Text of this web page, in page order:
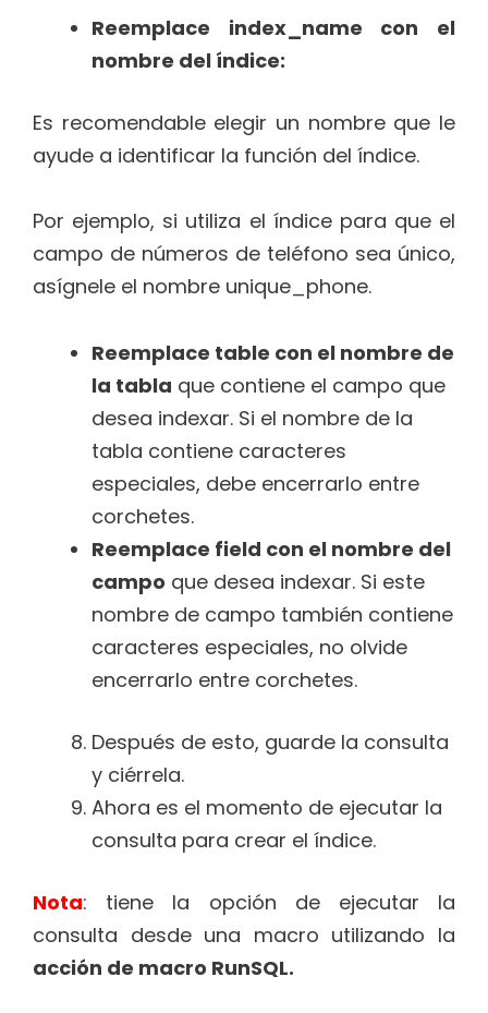
Reemplace index_name con el
nombre del índice:
Es recomendable elegir un nombre que le
ayude a identificar la función del índice.
Por ejemplo, si utiliza el índice para que el
campo de números de teléfono sea único,
asígnele el nombre unique_phone.
Reemplace table con el nombre de
la tabla que contiene el campo que
desea indexar. Si el nombre de la
tabla contiene caracteres
especiales, debe encerrarlo entre
corchetes.
Reemplace field con el nombre del
campo que desea indexar. Si este
nombre de campo también contiene
caracteres especiales, no olvide
encerrarlo entre corchetes.
Después de esto, guarde la consulta
y ciérrela.
Ahora es el momento de ejecutar la
consulta para crear el índice.
Nota: tiene la opción de ejecutar la
consulta desde una macro utilizando la
acción de macro RunSQL.